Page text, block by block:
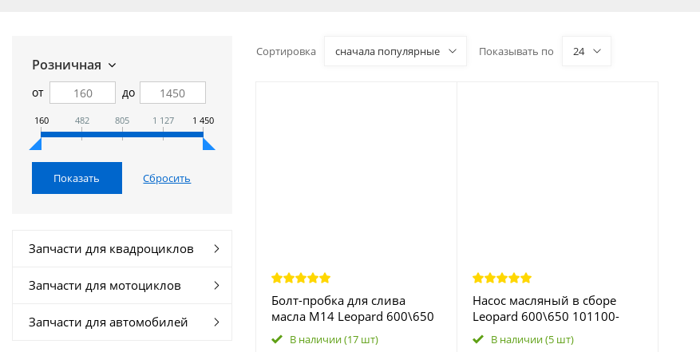
Розничная
от до
160 482 805 1 127 1 450
Запчасти для квадроциклов
Запчасти для мотоциклов
Запчасти для автомобилей
Сортировка сначала популярные Показывать по 24
Болт-пробка для слива
масла М14 Leopard 600\650
9104-14-012 LU070905
В наличии(17 шт)
Насос масляный в сборе
Leopard 600\650 101100-
102-0000 LU070901
В наличии(5 шт)